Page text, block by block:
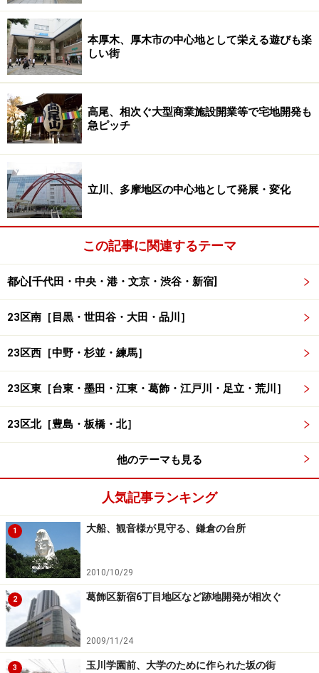
ある街であることが分かります。
歴史的に見ると、他の街同様、原宿でも高台には大名屋
敷などがあったものの、渋谷川沿いには水田、畑などが
あり、江戸時代の浮世絵にはそんな風景が描かれていま
す。ただ、農地としては向かない土地だったようで、農
民の暮らしは大変だったという話も残されているそうで
す。
代々木練兵場、明治神宮に
東京オリンピックが変化の契機に
都心にありながら、渋谷区は緑被率が高いが、その要因とし
ては明治神宮、代々木公園の存在がある（クリックで拡大）
明治維新以降もとりたてて特徴のない街だった原宿エリ
に山手線延伸により原宿駅が開業、1909年（明治42年）
に原宿駅の西側に陸軍の代々木練兵場が完成、ついで
1919年（大正8年）には明治神宮が創建され、表参道が
整備されます。
右側に見えるのがコープオリンピア。これ以外にも原宿エリ
アには当時の高額マンションがいつくも現存する（クリック
で拡大）
本厚木、厚木市の中心地として栄える遊びも楽
しい街
高尾、相次ぐ大型商業施設開業等で宅地開発も
急ピッチ
立川、多摩地区の中心地として発展・変化
この記事に関連するテーマ
都心[千代田・中央・港・文京・渋谷・新宿]
23区南［目黒・世田谷・大田・品川］
23区西［中野・杉並・練馬］
23区東［台東・墨田・江東・葛飾・江戸川・足立・荒川］
23区北［豊島・板橋・北］
他のテーマも見る
人気記事ランキング
1 大船、観音様が見守る、鎌倉の台所
2010/10/29
2 葛飾区新宿6丁目地区など跡地開発が相次ぐ
2009/11/24
3 玉川学園前、大学のために作られた坂の街